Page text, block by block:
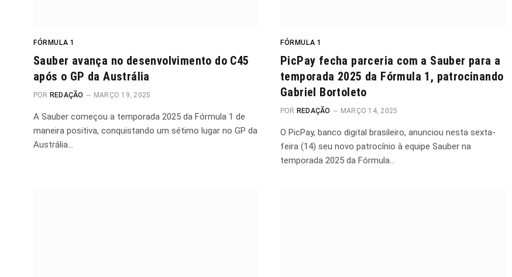
FÓRMULA 1
Sauber avança no desenvolvimento do C45
após o GP da Austrália
POR REDAÇÃO MARÇO 19, 2025
A Sauber começou a temporada 2025 da Fórmula 1 de
maneira positiva, conquistando um sétimo lugar no GP da
Austrália…
FÓRMULA 1
PicPay fecha parceria com a Sauber para a
temporada 2025 da Fórmula 1, patrocinando
Gabriel Bortoleto
POR REDAÇÃO MARÇO 14, 2025
O PicPay, banco digital brasileiro, anunciou nesta sexta-
feira (14) seu novo patrocínio à equipe Sauber na
temporada 2025 da Fórmula…